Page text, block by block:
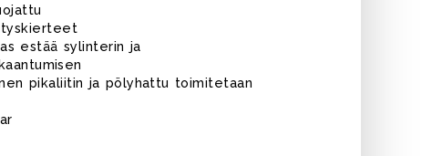
estää sylinterin ja
pikaliitin ja pölyhattu toimitetaan